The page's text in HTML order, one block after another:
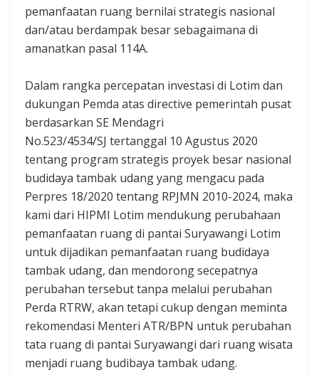
pemanfaatan ruang bernilai strategis nasional
dan/atau berdampak besar sebagaimana di
amanatkan pasal 114A.
Dalam rangka percepatan investasi di Lotim dan
dukungan Pemda atas directive pemerintah pusat
berdasarkan SE Mendagri
No.523/4534/SJ tertanggal 10 Agustus 2020
tentang program strategis proyek besar nasional
budidaya tambak udang yang mengacu pada
Perpres 18/2020 tentang RPJMN 2010-2024, maka
kami dari HIPMI Lotim mendukung perubahaan
pemanfaatan ruang di pantai Suryawangi Lotim
untuk dijadikan pemanfaatan ruang budidaya
tambak udang, dan mendorong secepatnya
perubahan tersebut tanpa melalui perubahan
Perda RTRW, akan tetapi cukup dengan meminta
rekomendasi Menteri ATR/BPN untuk perubahan
tata ruang di pantai Suryawangi dari ruang wisata
menjadi ruang budibaya tambak udang.